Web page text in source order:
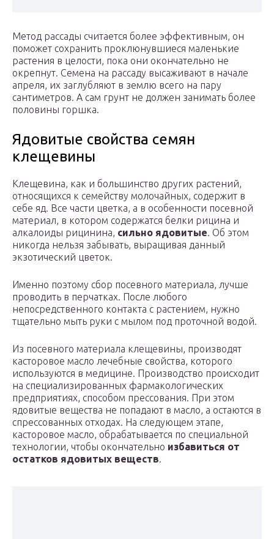
Метод рассады считается более эффективным, он
поможет сохранить проклюнувшиеся маленькие
растения в целости, пока они окончательно не
окрепнут. Семена на рассаду высаживают в начале
апреля, их заглубляют в землю всего на пару
сантиметров. А сам грунт не должен занимать более
половины горшка.
Ядовитые свойства семян
клещевины
Клещевина, как и большинство других растений,
относящихся к семейству молочайных, содержит в
себе яд. Все части цветка, а в особенности посевной
материал, в котором содержатся белки рицина и
алкалоиды рицинина, сильно ядовитые. Об этом
никогда нельзя забывать, выращивая данный
экзотический цветок.
Именно поэтому сбор посевного материала, лучше
проводить в перчатках. После любого
непосредственного контакта с растением, нужно
тщательно мыть руки с мылом под проточной водой.
Из посевного материала клещевины, производят
касторовое масло лечебные свойства, которого
используются в медицине. Производство происходит
на специализированных фармакологических
предприятиях, способом прессования. При этом
ядовитые вещества не попадают в масло, а остаются в
спрессованных отходах. На следующем этапе,
касторовое масло, обрабатывается по специальной
технологии, чтобы окончательно избавиться от
остатков ядовитых веществ.